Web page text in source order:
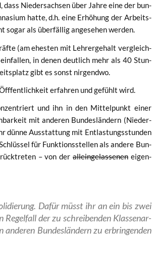
Nie­der­sach­sen über Jah­re eine der bun­
hat­te, d.h. eine Erhö­hung der Arbeits­
als über­fäl­lig ange­se­hen werden.
(am ehes­ten mit Leh­rer­ge­halt ver­gleich­
in denen deut­lich mehr als 40 Stun­
gibt es sonst nirgendwo.
erfah­ren und gefühlt wird.
und ihn in den Mit­tel­punkt einer
mit ande­ren Bun­des­län­dern (Nie­der­
dün­ne Aus­stat­tung mit Ent­las­tungs­stun­den
für Funk­ti­ons­stel­len als ande­re Bun­
– von derallein­ge­las­se­neneigen­
Dafür müsst ihr an ein bis zwei
Regel­fall der zu schrei­ben­den Klas­sen­ar­
Bun­des­län­dern zu erbrin­gen­den